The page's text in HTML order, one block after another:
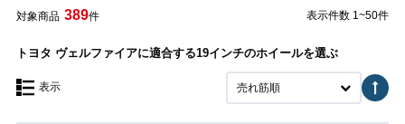
対象商品 389件 表示件数 1~50件
トヨタ ヴェルファイアに適合する19インチのホイールを選ぶ
表示 売れ筋順